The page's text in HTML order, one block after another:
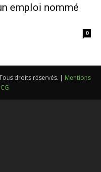
emploi nommé
0
droits réservés. | Mentions